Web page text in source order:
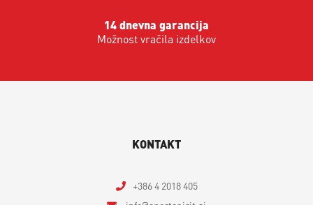
14 dnevna garancija
Možnost vračila izdelkov
KONTAKT
+386 4 2018 405